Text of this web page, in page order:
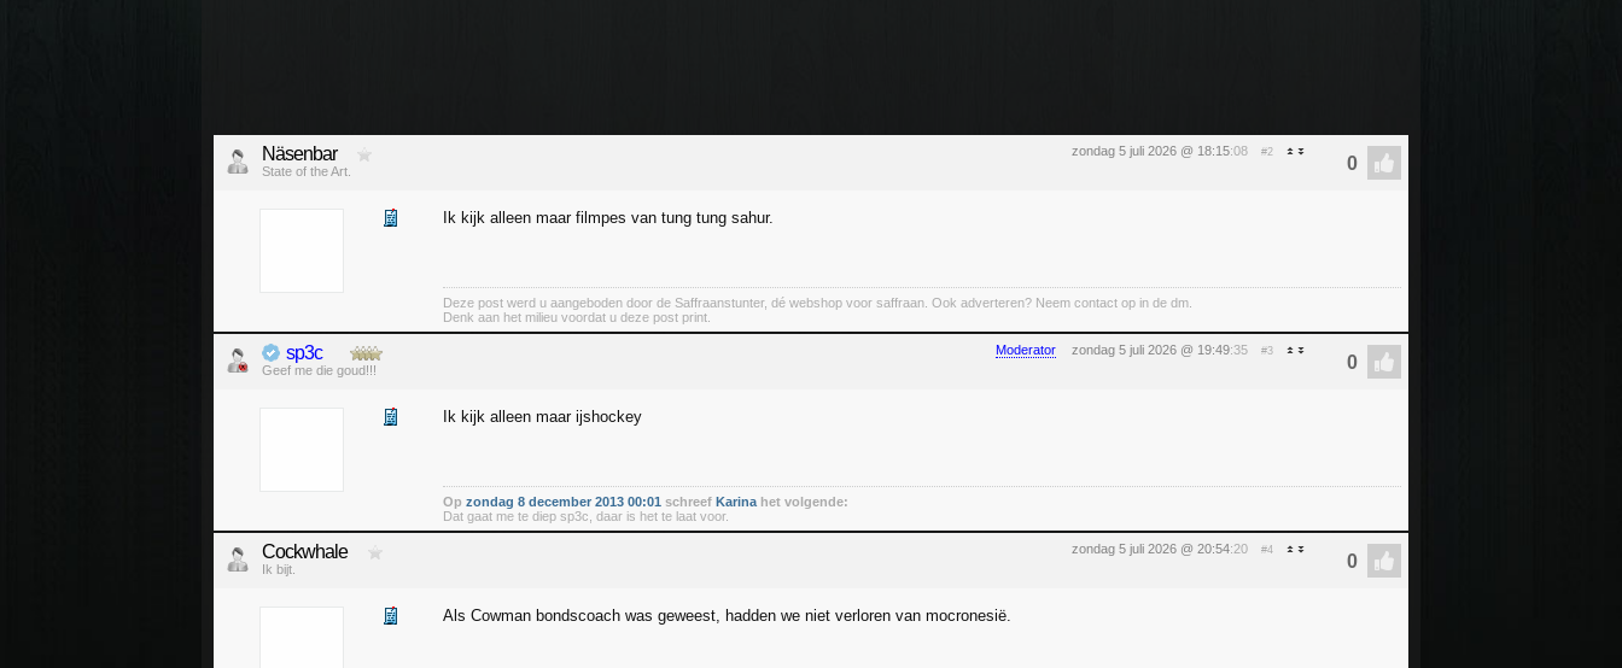
zondag 5 juli 2026 @ 18:15:08 #2
Näsenbar
State of the Art.
Ik kijk alleen maar filmpes van tung tung sahur.
Deze post werd u aangeboden door de Saffraanstunter, dé webshop voor saffraan. Ook adverteren? Neem contact op in de dm.
Denk aan het milieu voordat u deze post print.
Moderator zondag 5 juli 2026 @ 19:49:35 #3
sp3c
Geef me die goud!!!
Ik kijk alleen maar ijshockey
Op zondag 8 december 2013 00:01 schreef Karina het volgende:
Dat gaat me te diep sp3c, daar is het te laat voor.
zondag 5 juli 2026 @ 20:54:20 #4
Cockwhale
Ik bijt.
Als Cowman bondscoach was geweest, hadden we niet verloren van mocronesië.